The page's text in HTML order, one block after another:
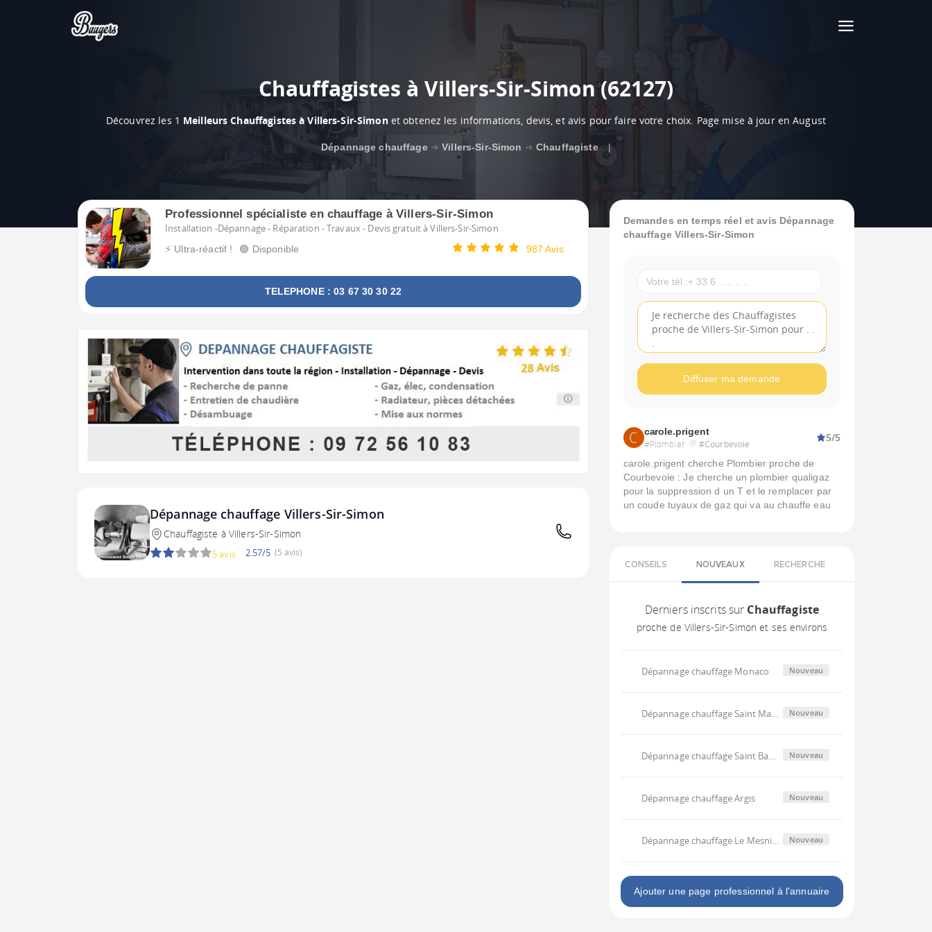
Chauffagistes à Villers-Sir-Simon (62127)
Découvrez les 1 Meilleurs Chauffagistes à Villers-Sir-Simonet obtenez les informations, devis, et avis pour faire votre choix. Page mise à jour en August
Dépannage chauffage ➜Villers-Sir-Simon ➜ Chauffagiste |
Professionnel spécialiste en chauffage à Villers-Sir-Simon
Installation -Dépannage - Réparation - Travaux - Devis gratuit à Villers-Sir-Simon
⚡ Ultra-réactif ! 🟢 Disponible 987 Avis
TELEPHONE : 03 67 30 30 22
Dépannage chauffage Villers-Sir-Simon
Chauffagiste à Villers-Sir-Simon
5 avis 2.57/5 (5 avis)
Demandes en temps réel et avis Dépannage
chauffage Villers-Sir-Simon
Diffuser ma demande
carole.prigent
#Plombier #Courbevoie
5/5
carole.prigent cherche Plombier proche de
Courbevoie : Je cherche un plombier qualigaz
pour la suppression d un T et le remplacer par
un coude tuyaux de gaz qui va au chauffe eau
CONSEILS NOUVEAUX RECHERCHE
Derniers inscrits sur Chauffagiste
proche de Villers-Sir-Simon et ses environs
Dépannage chauffage Monaco Nouveau
Dépannage chauffage Saint Ma... Nouveau
Dépannage chauffage Saint Ba... Nouveau
Dépannage chauffage Argis Nouveau
Dépannage chauffage Le Mesni... Nouveau
Ajouter une page professionnel à l'annuaire